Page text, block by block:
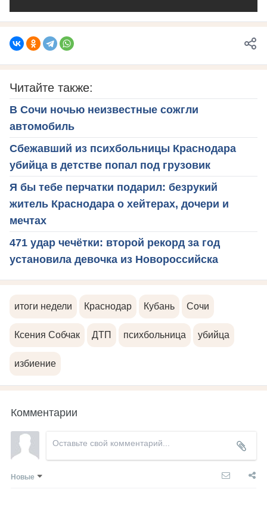
Читайте также:
В Сочи ночью неизвестные сожгли
автомобиль
Сбежавший из психбольницы Краснодара
убийца в детстве попал под грузовик
Я бы тебе перчатки подарил: безрукий
житель Краснодара о хейтерах, дочери и
мечтах
471 удар чечётки: второй рекорд за год
установила девочка из Новороссийска
итоги недели Краснодар Кубань Сочи
Ксения Собчак ДТП психбольница убийца
избиение
Комментарии
Новые